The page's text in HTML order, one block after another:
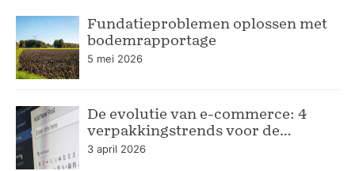
Fundatieproblemen oplossen met
bodemrapportage
5 mei 2026
De evolutie van e-commerce: 4
verpakkingstrends voor de
moderne webshop
3 april 2026